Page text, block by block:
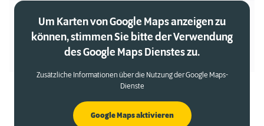
Um Karten von Google Maps anzeigen zu
können, stimmen Sie bitte der Verwendung
des Google Maps Dienstes zu.
Zusätzliche Informationen über die Nutzung der Google Maps-
Dienste
Google Maps aktivieren